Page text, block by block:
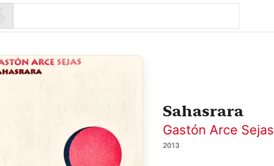
Sahasrara
Gastón Arce Sejas
2013